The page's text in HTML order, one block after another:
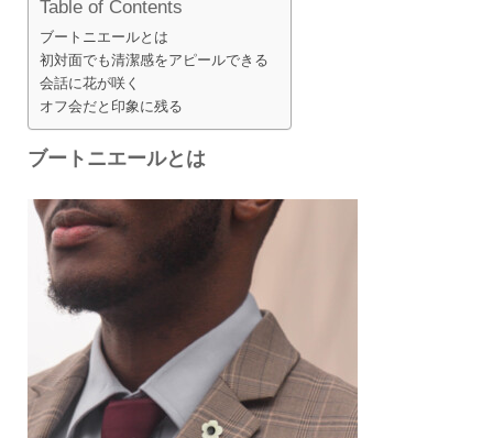
Table of Contents
ブートニエールとは
初対面でも清潔感をアピールできる
会話に花が咲く
オフ会だと印象に残る
ブートニエールとは